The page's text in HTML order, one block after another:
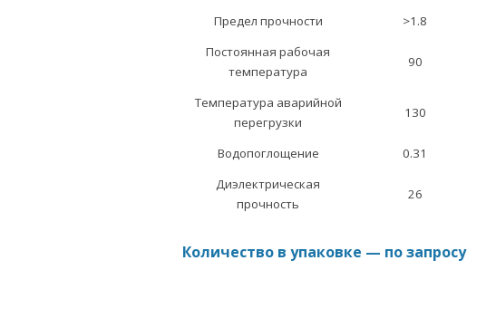
Предел прочности >1.8
Постоянная рабочая
температура
90
Температура аварийной
перегрузки
130
Водопоглощение 0.31
Диэлектрическая
прочность
26
Количество в упаковке — по запросу